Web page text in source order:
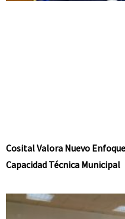
Cosital Valora Nuevo
Capacidad Técnica Municipal